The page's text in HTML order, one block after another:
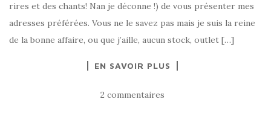
rires et des chants! Nan je déconne !) de vous présenter mes
adresses préférées. Vous ne le savez pas mais je suis la reine
de la bonne affaire, ou que j’aille, aucun stock, outlet […]
EN SAVOIR PLUS
2 commentaires